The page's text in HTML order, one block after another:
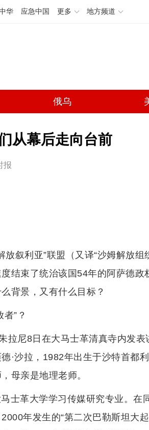
华 应急中国 更多 地方频道
俄乌
从幕后走向台前
报
放叙利亚”联盟（又译“沙姆解放
结束了统治该国54年的阿萨德政
背景，又有什么目标？
”？
拉尼8日在大马士革清真寺内发
·沙拉，1982年出生于沙特首都
母亲是地理老师。
士革大学学习传媒研究专业。在
年发生的“第二次巴勒斯坦大